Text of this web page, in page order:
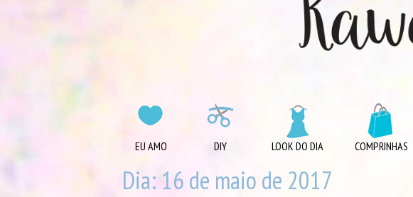
EU AMO DIY LOOK DO DIA COMPRINHAS
Dia: 16 de maio de 2017